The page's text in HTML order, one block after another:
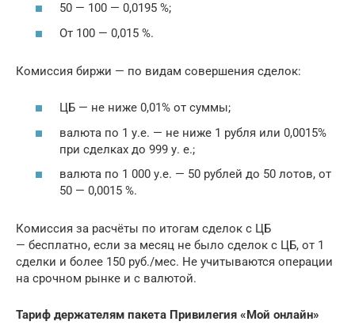
50 — 100 — 0,0195 %;
От 100 — 0,015 %.
Комиссия биржи — по видам совершения сделок:
ЦБ — не ниже 0,01% от суммы;
валюта по 1 у.е. — не ниже 1 рубля или 0,0015%
при сделках до 999 у. е.;
валюта по 1 000 у.е. — 50 рублей до 50 лотов, от
50 — 0,0015 %.
Комиссия за расчёты по итогам сделок с ЦБ
— бесплатно, если за месяц не было сделок с ЦБ, от 1
сделки и более 150 руб./мес. Не учитываются операции
на срочном рынке и с валютой.
Тариф держателям пакета Привилегия «Мой онлайн»